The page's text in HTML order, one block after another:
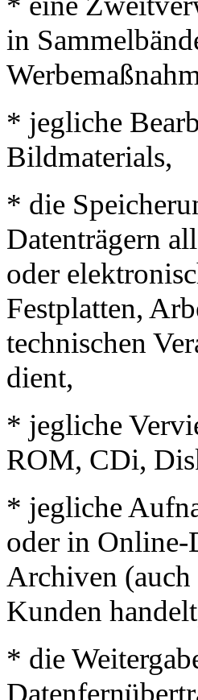
in
* jegliche
Bildmaterials,
* die
Datenträgern
oder
Festplatten,
technischen
dient,
* jegliche
ROM, CDi,
* jegliche
oder in Online-
Archiven (auch
Kunden
* die